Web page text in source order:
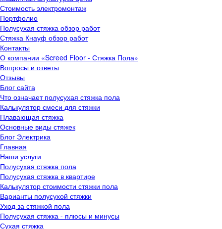
Стоимость электромонтаж
Портфолио
Полусухая стяжка обзор работ
Стяжка Кнауф обзор работ
Контакты
О компании «Screed Floor - Стяжка Пола»
Вопросы и ответы
Отзывы
Блог сайта
Что означает полусухая стяжка пола
Калькулятор смеси для стяжки
Плавающая стяжка
Основные виды стяжек
Блог Электрика
Главная
Наши услуги
Полусухая стяжка пола
Полусухая стяжка в квартире
Калькулятор стоимости стяжки пола
Варианты полусухой стяжки
Уход за стяжкой пола
Полусухая стяжка - плюсы и минусы
Сухая стяжка